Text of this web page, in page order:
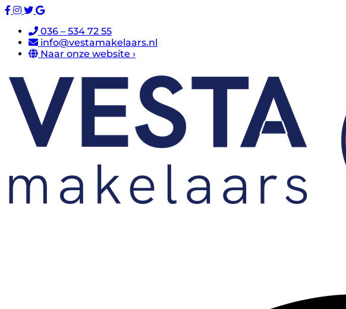
036 – 534 72 55
info@vestamakelaars.nl
Naar onze website ›